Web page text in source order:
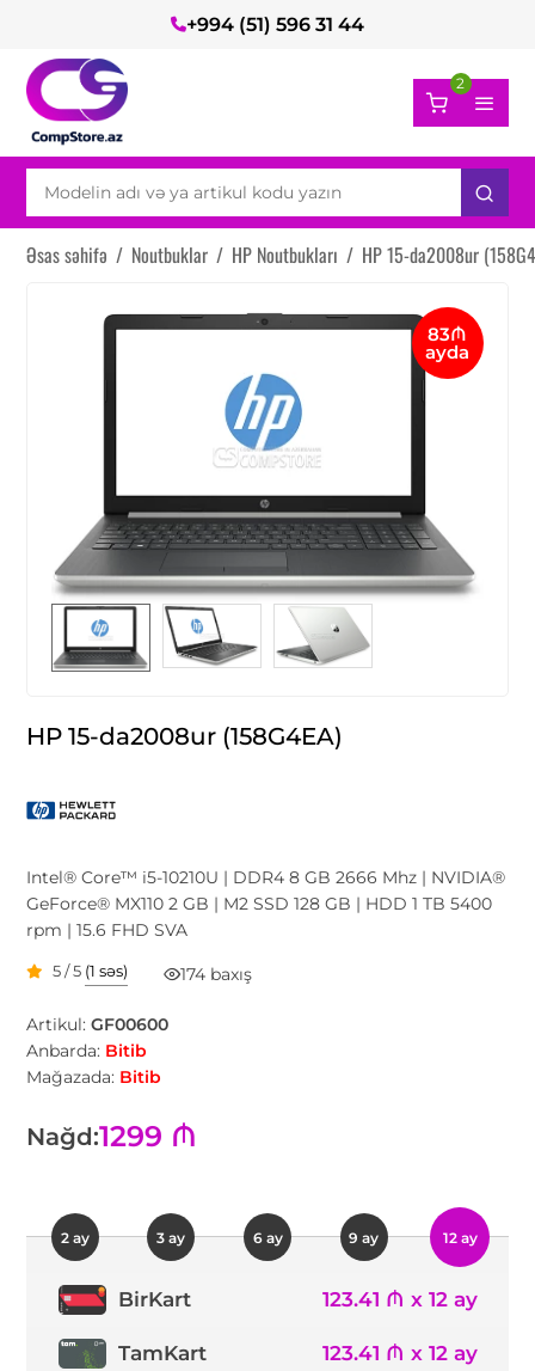
+994 (51) 596 31 44
2
Əsas səhifə / Noutbuklar / HP Noutbukları / HP 15-da2008ur
83₼
ayda
HP 15-da2008ur (158G4EA)
Intel® Core™ i5-10210U | DDR4 8 GB 2666 Mhz | NVIDIA®
GeForce® MX110 2 GB | M2 SSD 128 GB | HDD 1 TB 5400
rpm | 15.6 FHD SVA
5 / 5 (1 səs) 174 baxış
Artikul:GF00600
Anbarda: Bitib
Mağazada: Bitib
Nağd:1299 ₼
2 ay 3 ay 6 ay 9 ay 12 ay
BirKart 123.41 ₼ x 12 ay
TamKart 123.41 ₼ x 12 ay